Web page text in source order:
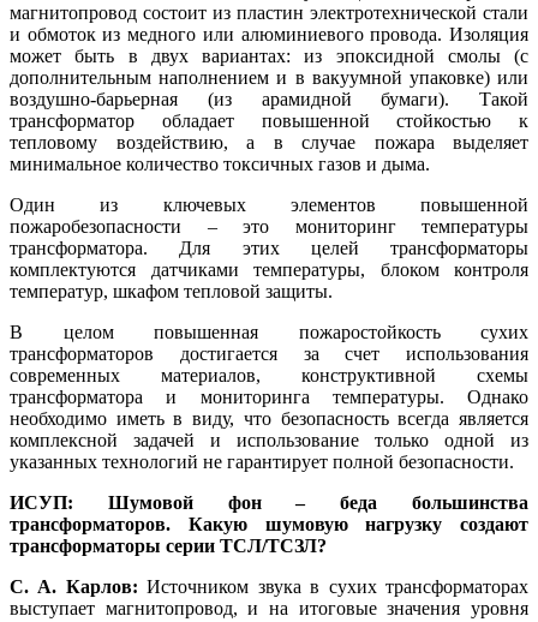
магнитопровод состоит из пластин электротехнической стали
и обмоток из медного или алюминиевого провода. Изоляция
может быть в двух вариантах: из эпоксидной смолы (с
дополнительным наполнением и в вакуумной упаковке) или
воздушно-барьерная (из арамидной бумаги). Такой
трансформатор обладает повышенной стойкостью к
тепловому воздействию, а в случае пожара выделяет
минимальное количество токсичных газов и дыма.
Один из ключевых элементов повышенной
пожаробезопасности – это мониторинг температуры
трансформатора. Для этих целей трансформаторы
комплектуются датчиками температуры, блоком контроля
температур, шкафом тепловой защиты.
В целом повышенная пожаростойкость сухих
трансформаторов достигается за счет использования
современных материалов, конструктивной схемы
трансформатора и мониторинга температуры. Однако
необходимо иметь в ви­ду, что безопасность всегда является
комплексной задачей и использование только одной из
указанных технологий не гарантирует полной безопасности.
ИСУП: Шумовой фон – беда большинства
трансформаторов. Какую шумовую нагрузку создают
трансформаторы серии ТСЛ/ТСЗЛ?
С. А. Карлов: Источником звука в сухих трансформаторах
выступает магнитопровод, и на итоговые значения уровня